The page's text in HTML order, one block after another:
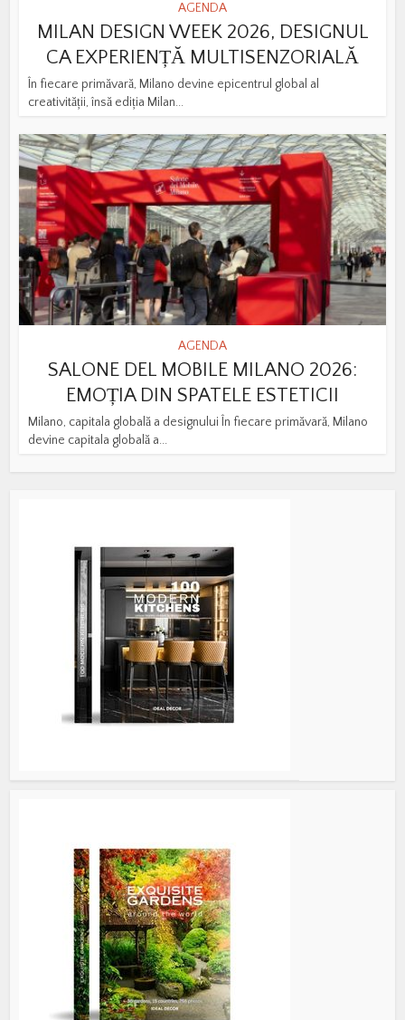
AGENDA
MILAN DESIGN WEEK 2026, DESIGNUL
CA EXPERIENȚĂ MULTISENZORIALĂ
În fiecare primăvară, Milano devine epicentrul global al
creativității, însă ediția Milan...
AGENDA
SALONE DEL MOBILE MILANO 2026:
EMOȚIA DIN SPATELE ESTETICII
Milano, capitala globală a designului În fiecare primăvară, Milano
devine capitala globală a...